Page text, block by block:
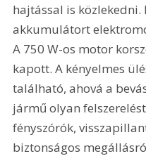
hajtással is közlekedni.
akkumulátort
A 750 W-os motor
kapott. A kényelmes
található, ahová a
jármű olyan
fényszórók,
biztonságos